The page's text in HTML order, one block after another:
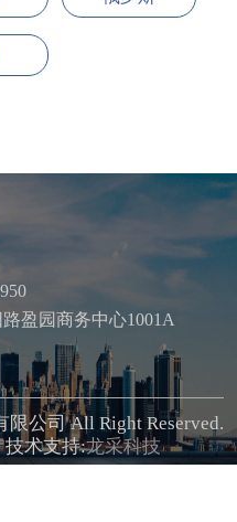
盈园商务中心1001A
公司 All Right Reserved.
技术支持:龙采科技